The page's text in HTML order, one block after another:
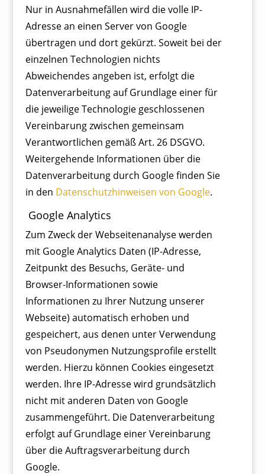
Nur in Ausnahmefällen wird die volle IP-
Adresse an einen Server von Google
übertragen und dort gekürzt. Soweit bei der
einzelnen Technologien nichts
Abweichendes angeben ist, erfolgt die
Datenverarbeitung auf Grundlage einer für
die jeweilige Technologie geschlossenen
Vereinbarung zwischen gemeinsam
Verantwortlichen gemäß Art. 26 DSGVO.
Weitergehende Informationen über die
Datenverarbeitung durch Google finden Sie
in den Datenschutzhinweisen von Google.
Google Analytics
Zum Zweck der Webseitenanalyse werden
mit Google Analytics Daten (IP-Adresse,
Zeitpunkt des Besuchs, Geräte- und
Browser-Informationen sowie
Informationen zu Ihrer Nutzung unserer
Webseite) automatisch erhoben und
gespeichert, aus denen unter Verwendung
von Pseudonymen Nutzungsprofile erstellt
werden. Hierzu können Cookies eingesetzt
werden. Ihre IP-Adresse wird grundsätzlich
nicht mit anderen Daten von Google
zusammengeführt. Die Datenverarbeitung
erfolgt auf Grundlage einer Vereinbarung
über die Auftragsverarbeitung durch
Google.